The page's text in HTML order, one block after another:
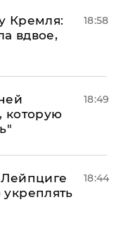
Кремля:
вдвое,
18:58
которую
18:49
18:44